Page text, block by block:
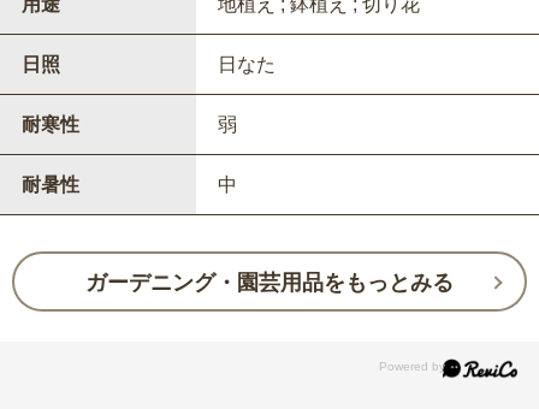
用途 地植え ; 鉢植え ; 切り花
日照 日なた
耐寒性 弱
耐暑性 中
ガーデニング・園芸用品をもっとみる